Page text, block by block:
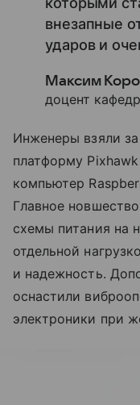
внезапные
ударов и
Максим
доцент
Инженеры взяли
платформу
компьютер
Главное
схемы питания на
отдельной
и надежность.
оснастили
электроники при